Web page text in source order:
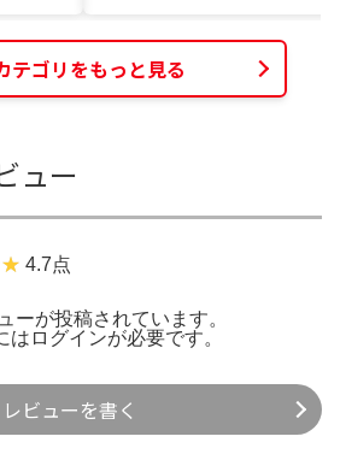
テゴリをもっと見る
ュー
4.7点
ーが投稿されています。
は ログインが必要です。
レビューを書く